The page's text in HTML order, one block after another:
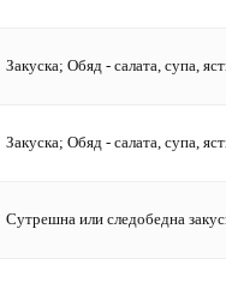
Закуска; Обяд - салата, супа,
Закуска; Обяд - салата, супа,
Сутрешна или следобедна